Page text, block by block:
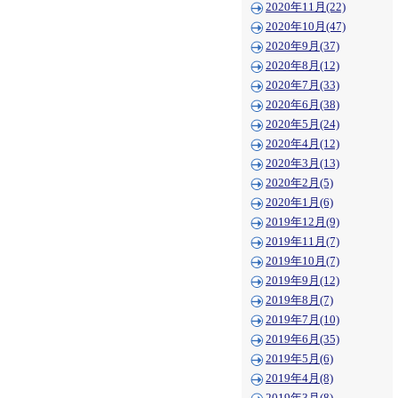
2020年11月(22)
2020年10月(47)
2020年9月(37)
2020年8月(12)
2020年7月(33)
2020年6月(38)
2020年5月(24)
2020年4月(12)
2020年3月(13)
2020年2月(5)
2020年1月(6)
2019年12月(9)
2019年11月(7)
2019年10月(7)
2019年9月(12)
2019年8月(7)
2019年7月(10)
2019年6月(35)
2019年5月(6)
2019年4月(8)